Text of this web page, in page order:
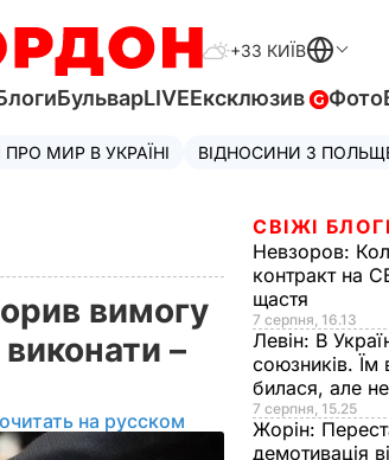
+33 КИЇВ
БульварLIVEЕксклюзив Фото
МИР В УКРАЇНІ ВІДНОСИНИ З
вимогу
–
на русском
СВІЖІ
Невзоров:
контракт на
щастя
7 серпня, 16.13
Левін: В
союзників.
билася, але
7 серпня, 15.25
Жорін:
демотивація